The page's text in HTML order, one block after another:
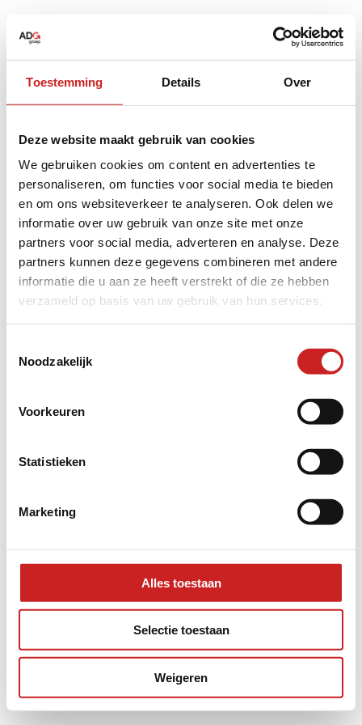
Toestemming Details Over
Deze website maakt gebruik van cookies
We gebruiken cookies om content en advertenties te
personaliseren, om functies voor social media te bieden
en om ons websiteverkeer te analyseren. Ook delen we
informatie over uw gebruik van onze site met onze
partners voor social media, adverteren en analyse. Deze
partners kunnen deze gegevens combineren met andere
informatie die u aan ze heeft verstrekt of die ze hebben
verzameld op basis van uw gebruik van hun services.
Noodzakelijk
Voorkeuren
Statistieken
Marketing
Alles toestaan
Selectie toestaan
Weigeren
loadingwww.adggroep.nl
for more